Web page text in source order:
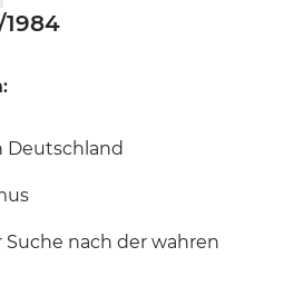
Deutschland
nach der wahren